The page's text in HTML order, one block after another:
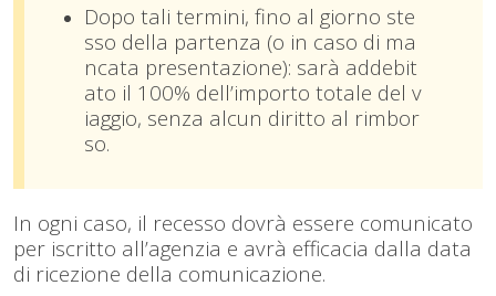
Dopo tali termini, fino al giorno ste
sso della partenza (o in caso di ma
ncata presentazione): sarà addebit
ato il 100% dell’importo totale del v
iaggio, senza alcun diritto al rimbor
so.
In ogni caso, il recesso dovrà essere comunicato
per iscritto all’agenzia e avrà efficacia dalla data
di ricezione della comunicazione.